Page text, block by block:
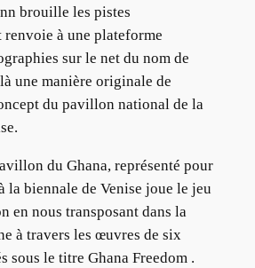
brouille les pistes
à une plateforme
sur le net du nom de
une manière originale de
du pavillon national de la
du Ghana, représenté pour
la biennale de Venise joue le jeu
en nous transposant dans la
à travers les œuvres de six
sous le titre Ghana Freedom .